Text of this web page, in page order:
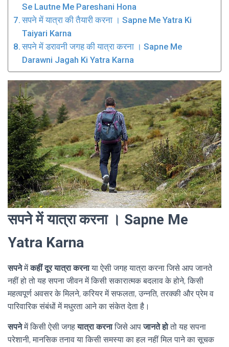
Se Lautne Me Pareshani Hona
सपने में यात्रा की तैयारी करना । Sapne Me Yatra Ki
Taiyari Karna
सपने में डरावनी जगह की यात्रा करना । Sapne Me
Darawni Jagah Ki Yatra Karna
सपने में यात्रा करना । Sapne Me
Yatra Karna
सपनेमेंकहीं दूर यात्रा करनाया ऐसी जगह यात्रा करना जिसे आप जानते
नहीं हो तो यह सपना जीवन में किसी सकारात्मक बदलाव के होने, किसी
महत्वपूर्ण अवसर के मिलने, करियर में सफलता, उन्नति, तरक्की और प्रेम व
पारिवारिक संबंधों में मधुरता आने का संकेत देता है।
सपनेमें किसी ऐसी जगहयात्रा करनाजिसे आपजानते होतो यह सपना
परेशानी, मानसिक तनाव या किसी समस्या का हल नहीं मिल पाने का सूचक